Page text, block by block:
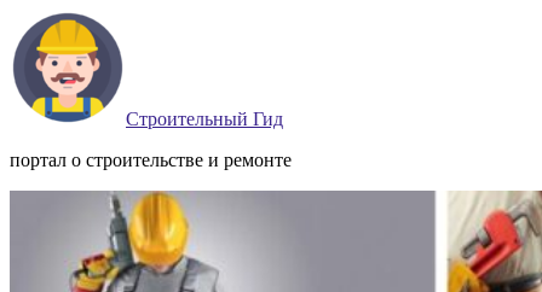
Строительный Гид
портал о строительстве и ремонте